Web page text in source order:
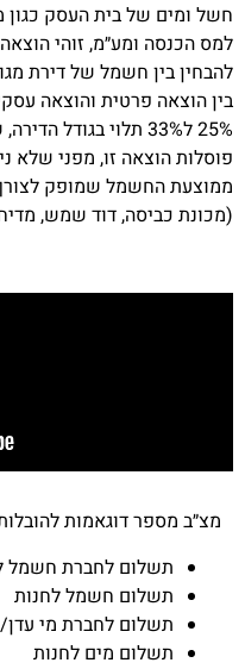
חשל ומים של בית העסק כגון
למס הכנסה ומע״מ, זוהי
להבחין בין חשמל של דירת
בין הוצאה פרטית והוצאה
25% ל33% תלוי
פוסלות הוצאה זו, מפני שלא
(מכונת כביסה, דוד שמש,
מצ״ב מספר דוגאמות
תשלום לחברת חשמל
תשלום חשמל לחנות
תשלום לחברת מי עדן/
תשלום מים לחנות